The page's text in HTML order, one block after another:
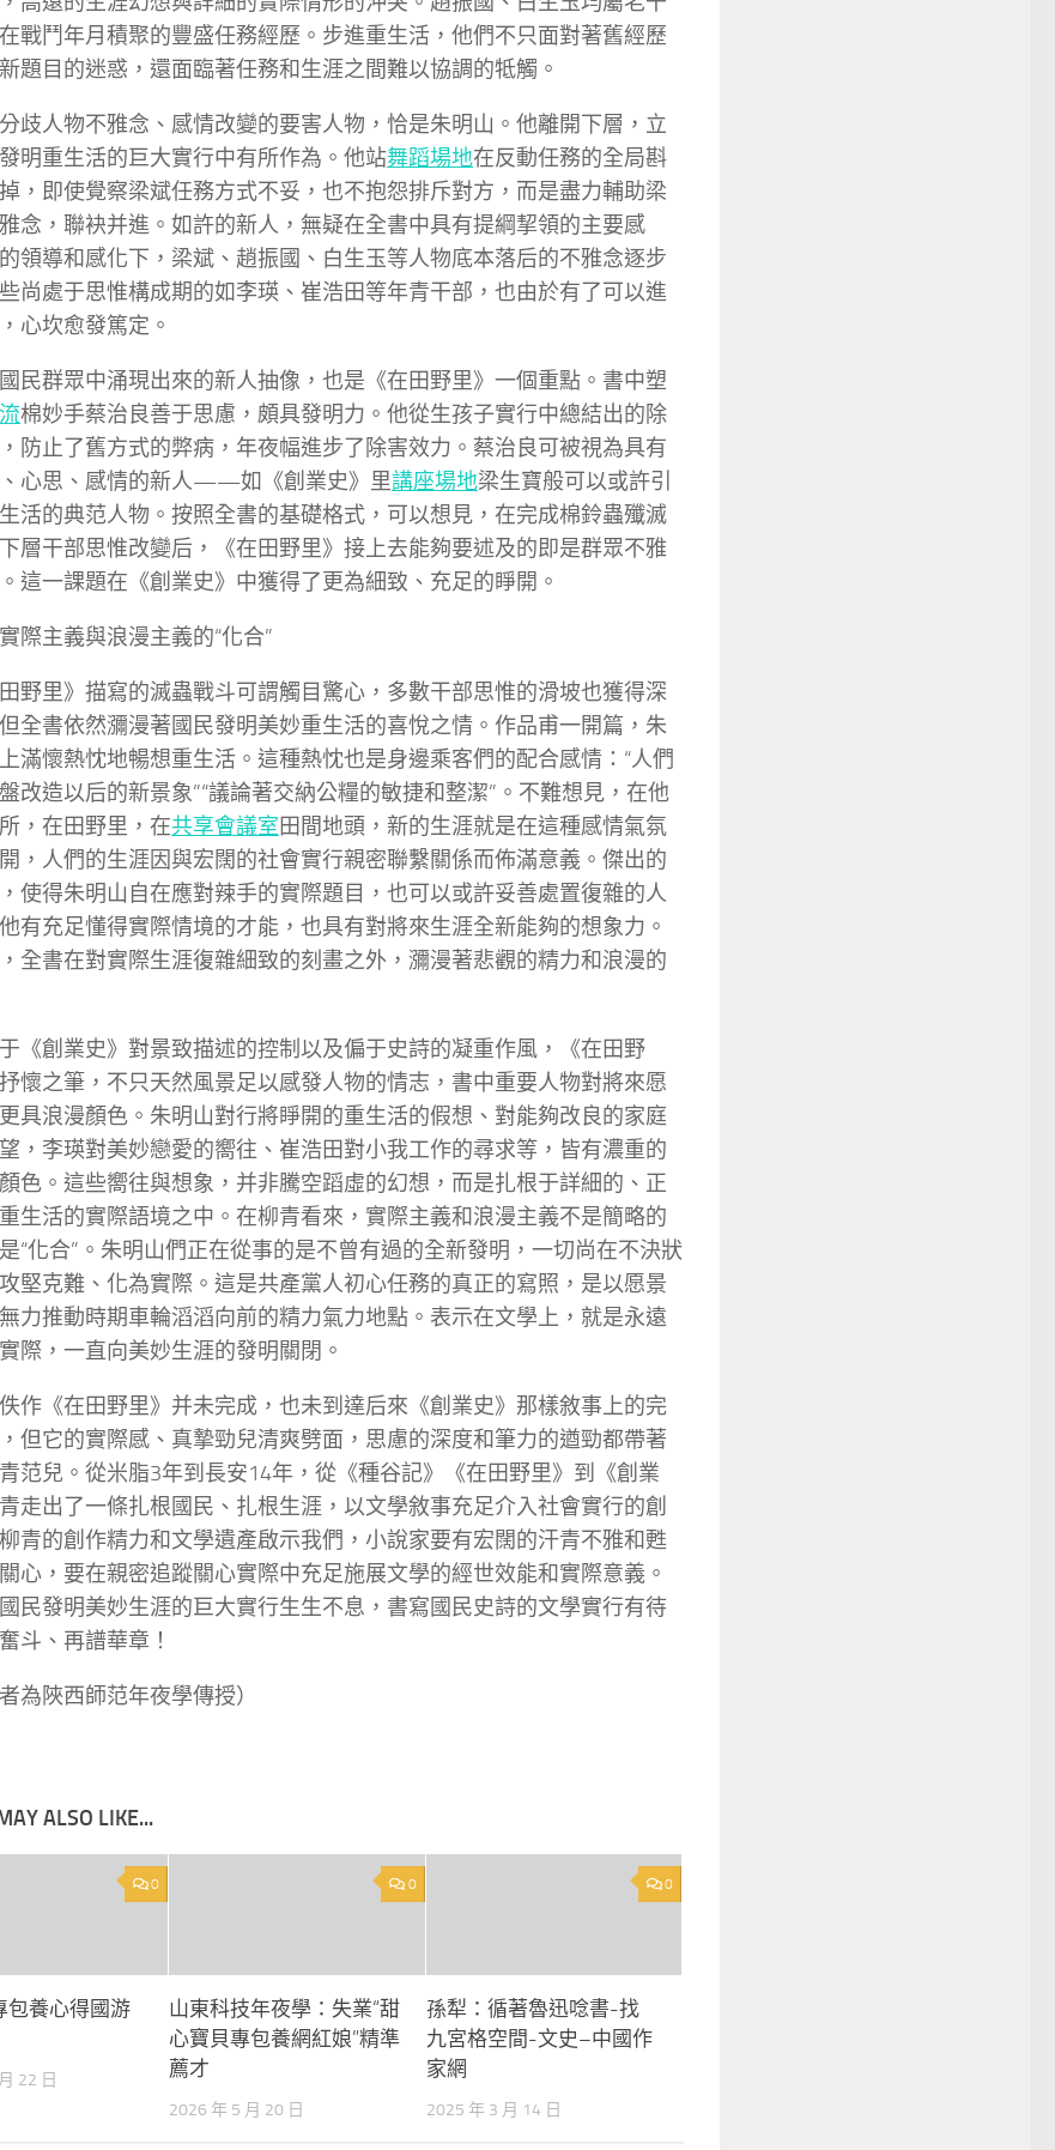
戰鬥年月積聚的豐盛任務經歷。步進重生活，他們不只面對著舊經歷
題目的迷惑，還面臨著任務和生涯之間難以協調的牴觸。
歧人物不雅念、感情改變的要害人物，恰是朱明山。他離開下層，立
明重生活的巨大實行中有所作為。他站舞蹈場地在反動任務的全局斟
，即使覺察梁斌任務方式不妥，也不抱怨排斥對方，而是盡力輔助梁
念，聯袂并進。如許的新人，無疑在全書中具有提綱挈領的主要感
領導和感化下，梁斌、趙振國、白生玉等人物底本落后的不雅念逐步
尚處于思惟構成期的如李瑛、崔浩田等年青干部，也由於有了可以進
心坎愈發篤定。
民群眾中涌現出來的新人抽像，也是《在田野里》一個重點。書中塑
棉妙手蔡治良善于思慮，頗具發明力。他從生孩子實行中總結出的除
防止了舊方式的弊病，年夜幅進步了除害效力。蔡治良可被視為具有
心思、感情的新人——如《創業史》里講座場地梁生寶般可以或許引
活的典范人物。按照全書的基礎格式，可以想見，在完成棉鈴蟲殲滅
層干部思惟改變后，《在田野里》接上去能夠要述及的即是群眾不雅
這一課題在《創業史》中獲得了更為細致、充足的睜開。
際主義與浪漫主義的“化合”
田野里》描寫的滅蟲戰斗可謂觸目驚心，多數干部思惟的滑坡也獲得深
全書依然瀰漫著國民發明美妙重生活的喜悅之情。作品甫一開篇，朱
滿懷熱忱地暢想重生活。這種熱忱也是身邊乘客們的配合感情：“人們
改造以后的新景象”“議論著交納公糧的敏捷和整潔”。不難想見，在他
，在田野里，在共享會議室田間地頭，新的生涯就是在這種感情氣氛
，人們的生涯因與宏闊的社會實行親密聯繫關係而佈滿意義。傑出的
使得朱明山自在應對辣手的實際題目，也可以或許妥善處置復雜的人
有充足懂得實際情境的才能，也具有對將來生涯全新能夠的想象力。
全書在對實際生涯復雜細致的刻畫之外，瀰漫著悲觀的精力和浪漫的
《創業史》對景致描述的控制以及偏于史詩的凝重作風，《在田野
懷之筆，不只天然風景足以感發人物的情志，書中重要人物對將來愿
具浪漫顏色。朱明山對行將睜開的重生活的假想、對能夠改良的家庭
，李瑛對美妙戀愛的嚮往、崔浩田對小我工作的尋求等，皆有濃重的
色。這些嚮往與想象，并非騰空蹈虛的幻想，而是扎根于詳細的、正
生活的實際語境之中。在柳青看來，實際主義和浪漫主義不是簡略的
“化合”。朱明山們正在從事的是不曾有過的全新發明，一切尚在不決狀
堅克難、化為實際。這是共產黨人初心任務的真正的寫照，是以愿景
力推動時期車輪滔滔向前的精力氣力地點。表示在文學上，就是永遠
際，一直向美妙生涯的發明關閉。
作《在田野里》并未完成，也未到達后來《創業史》那樣敘事上的完
但它的實際感、真摯勁兒清爽劈面，思慮的深度和筆力的遒勁都帶著
范兒。從米脂3年到長安14年，從《種谷記》《在田野里》到《創業
走出了一條扎根國民、扎根生涯，以文學敘事充足介入社會實行的創
青的創作精力和文學遺產啟示我們，小說家要有宏闊的汗青不雅和甦
心，要在親密追蹤關心實際中充足施展文學的經世效能和實際意義。
民發明美妙生涯的巨大實行生生不息，書寫國民史詩的文學實行有待
斗、再譜華章！
者為陜西師范年夜學傳授）
ALSO LIKE...
0
包養心得國游
22 日
0
山東科技年夜學：失業“甜
心寶貝專包養網紅娘”精準
薦才
2026 年 5 月 20 日
0
孫犁：循著魯迅唸書-找
九宮格空間-文史–中國作
家網
2025 年 3 月 14 日